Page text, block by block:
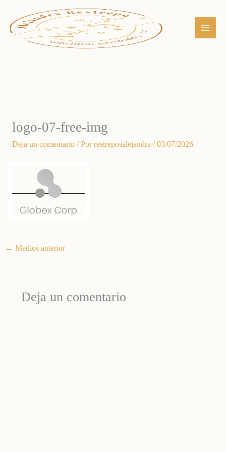
contenido
logo-07-free-img
Deja un comentario / Porrestreposalejandra /03/07/2026
← Medios anterior
Deja un comentario